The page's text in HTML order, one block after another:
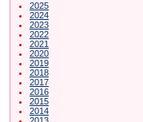
2025
2024
2023
2022
2021
2020
2019
2018
2017
2016
2015
2014